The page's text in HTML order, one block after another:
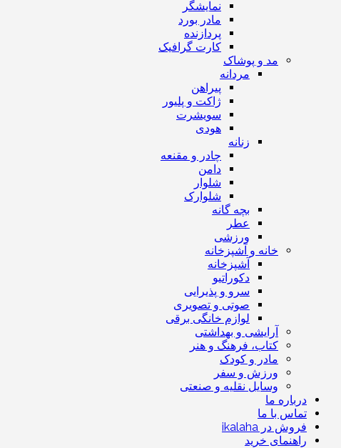
نمایشگر
مادر بورد
پردازنده
کارت گرافیک
مد و پوشاک
مردانه
پیراهن
ژاکت و پلیور
سویشرت
هودی
زنانه
چادر و مقنعه
دامن
شلوار
شلوارک
بچه گانه
عطر
ورزشی
خانه و آشپزخانه
آشپزخانه
دکوراتیو
سرو و پذیرایی
صوتی و تصویری
لوازم خانگی برقی
آرایشی و بهداشتی
کتاب، فرهنگ و هنر
مادر و کودک
ورزش و سفر
وسایل نقلیه و صنعتی
درباره ما
تماس با ما
فروش در ikalaha
راهنمای خرید